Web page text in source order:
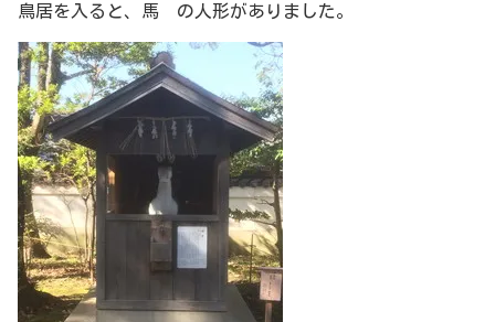
鳥居を入ると、馬 の人形がありました。